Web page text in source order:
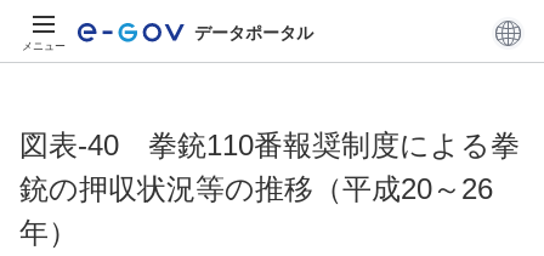
メニュー
データポータル
図表-40 拳銃110番報奨制度による拳
銃の押収状況等の推移（平成20～26
年）